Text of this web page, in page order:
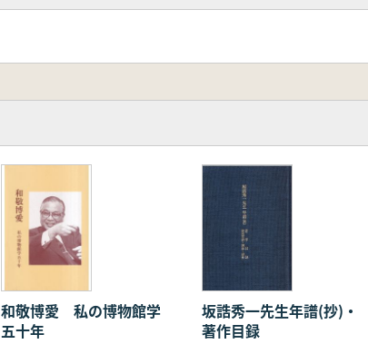
和敬博愛 私の博物館学
五十年
坂誥秀一先生年譜(抄)・
著作目録